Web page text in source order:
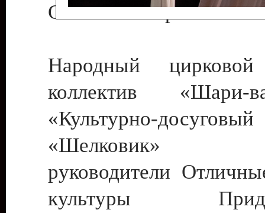
Светлана Георгиевна
Народный цирковой
коллектив
«Культурно-
«Шелковик»
руководители
культуры